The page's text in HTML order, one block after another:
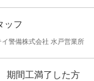
務Unitリーダー）
上 語学を活かせる
ッフ
イ警備株式会社 水戸営業所
期間工満了した方